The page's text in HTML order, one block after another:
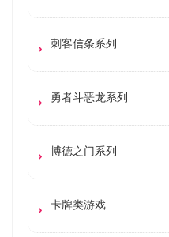
刺客信条系列
勇者斗恶龙系列
博德之门系列
卡牌类游戏